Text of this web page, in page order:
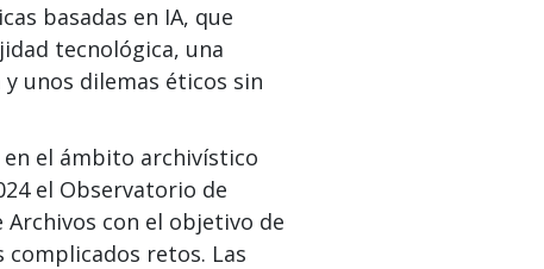
basadas en IA, que
tecnológica, una
unos dilemas éticos sin
en el ámbito archivístico
el Observatorio de
con el objetivo de
retos. Las